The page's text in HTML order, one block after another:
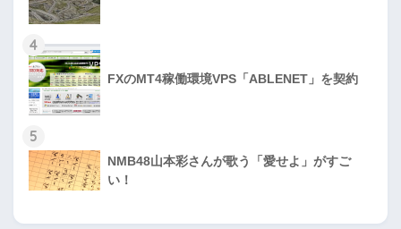
4
FXのMT4稼働環境VPS「ABLENET」を契約
5
NMB48山本彩さんが歌う「愛せよ」がすご
い！